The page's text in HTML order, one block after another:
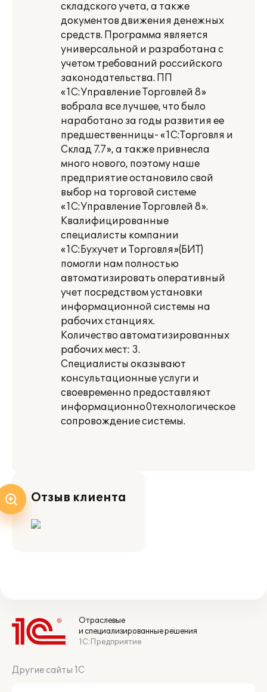
складского учета, а также
документов движения денежных
средств. Программа является
универсальной и разработана с
учетом требований российского
законодательства. ПП
«1С:Управление Торговлей 8»
вобрала все лучшее, что было
наработано за годы развития ее
предшественницы- «1С:Торговля и
Склад 7.7», а также привнесла
много нового, поэтому наше
предприятие остановило свой
выбор на торговой системе
«1С:Управление Торговлей 8».
Квалифицированные
специалисты компании
«1С:Бухучет и Торговля»(БИТ)
помогли нам полностью
автоматизировать оперативный
учет посредством установки
информационной системы на
рабочих станциях.
Количество автоматизированных
рабочих мест: 3.
Специалисты оказывают
консультационные услуги и
своевременно предоставляют
информационно0технологическое
сопровождение системы.
Отзыв клиента
Отраслевые
и специализированные решения
1С:Предприятие
Другие сайты 1С